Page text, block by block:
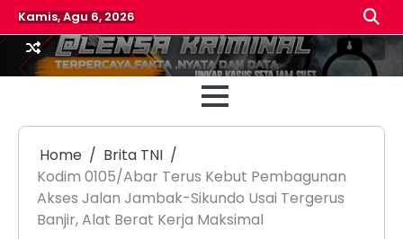
Skip
to
content
Kamis, Agu 6, 2026
Beranda
Home
Brita TNI
Kodim 0105/Abar Terus Kebut Pembagunan
Akses Jalan Jambak-Sikundo Usai Tergerus
Banjir, Alat Berat Kerja Maksimal